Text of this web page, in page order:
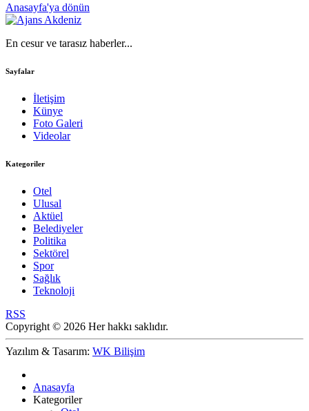
Anasayfa'ya dönün
En cesur ve tarasız haberler...
Sayfalar
İletişim
Künye
Foto Galeri
Videolar
Kategoriler
Otel
Ulusal
Aktüel
Belediyeler
Politika
Sektörel
Spor
Sağlık
Teknoloji
RSS
Copyright © 2026 Her hakkı saklıdır.
Yazılım & Tasarım: WK Bilişim
Anasayfa
Kategoriler